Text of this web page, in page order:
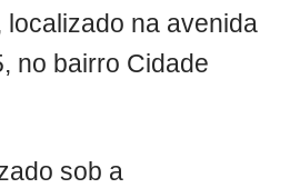
localizado na avenida
no bairro Cidade
sob a